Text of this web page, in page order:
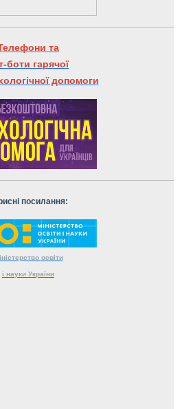
та
боти гарячої
допомоги
посилання:
освіти
і науки України